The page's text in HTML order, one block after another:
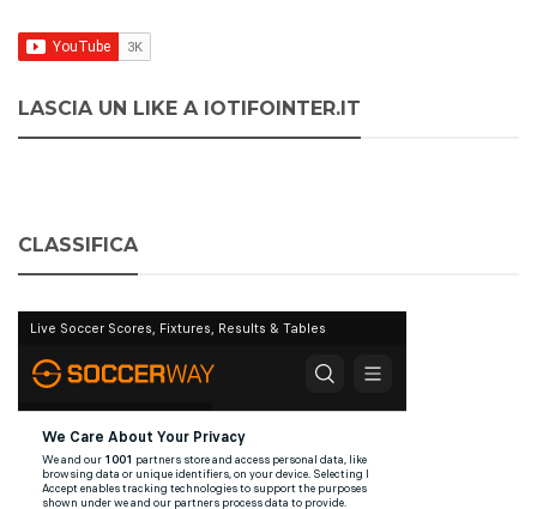
LASCIA UN LIKE A IOTIFOINTER.IT
CLASSIFICA